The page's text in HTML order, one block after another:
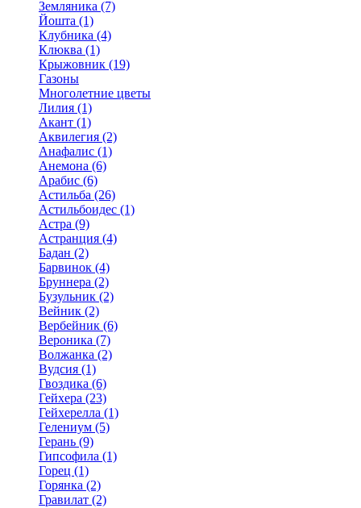
Земляника (7)
Йошта (1)
Клубника (4)
Клюква (1)
Крыжовник (19)
Газоны
Многолетние цветы
Лилия (1)
Акант (1)
Аквилегия (2)
Анафалис (1)
Анемона (6)
Арабис (6)
Астильба (26)
Астильбоидес (1)
Астра (9)
Астранция (4)
Бадан (2)
Барвинок (4)
Бруннера (2)
Бузульник (2)
Вейник (2)
Вербейник (6)
Вероника (7)
Волжанка (2)
Вудсия (1)
Гвоздика (6)
Гейхера (23)
Гейхерелла (1)
Гелениум (5)
Герань (9)
Гипсофила (1)
Горец (1)
Горянка (2)
Гравилат (2)